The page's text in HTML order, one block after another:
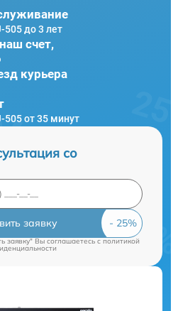
505 до 3 лет
счет,
курьера
505 от 35 минут
со
заявку
заявку" Вы соглашаетесь cполитикой